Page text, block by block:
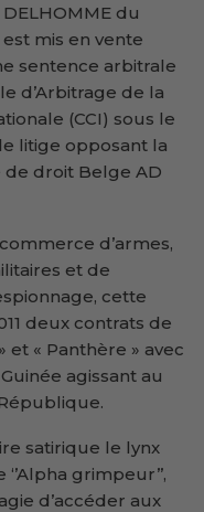
du
mis en vente
sentence arbitrale
d’Arbitrage de la
(CCI) sous le
litige opposant la
de droit Belge AD
d’armes,
et de
cette
deux contrats de
« Panthère » avec
agissant au
satirique le lynx
grimpeur’’,
d’accéder aux